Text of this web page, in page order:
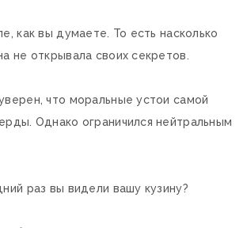
как вы думаете. То есть насколько
не открывала своих секретов.
что моральные устои самой
Однако ограничился нейтральным
раз вы видели вашу кузину?